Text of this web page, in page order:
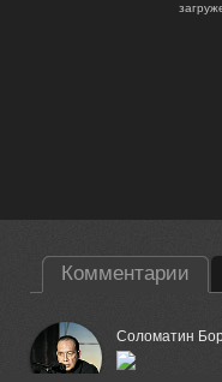
Комментарии
Соломатин